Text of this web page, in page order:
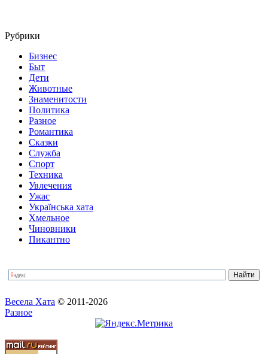
Рубрики
Бизнес
Быт
Дети
Животные
Знаменитости
Политика
Разное
Романтика
Сказки
Служба
Спорт
Техника
Увлечения
Ужас
Українська хата
Хмельное
Чиновники
Пикантно
Весела Хата © 2011-2026
Разное